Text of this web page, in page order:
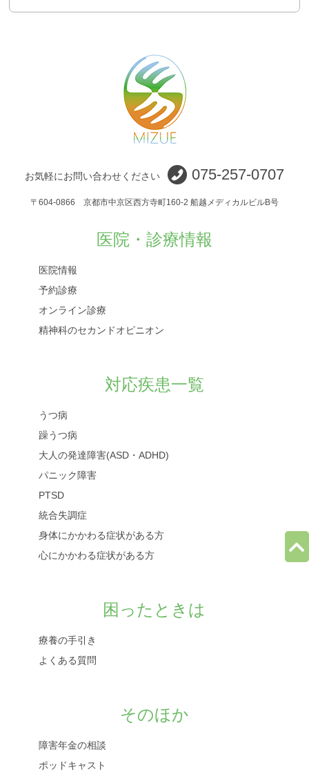
お気軽にお問い合わせください 075-257-0707
〒604-0866 京都市中京区西方寺町160-2 船越メディカルビルB号
医院・診療情報
医院情報
予約診療
オンライン診療
精神科のセカンドオピニオン
対応疾患一覧
うつ病
躁うつ病
大人の発達障害(ASD・ADHD)
パニック障害
PTSD
統合失調症
身体にかかわる症状がある方
心にかかわる症状がある方
困ったときは
療養の手引き
よくある質問
そのほか
障害年金の相談
ポッドキャスト